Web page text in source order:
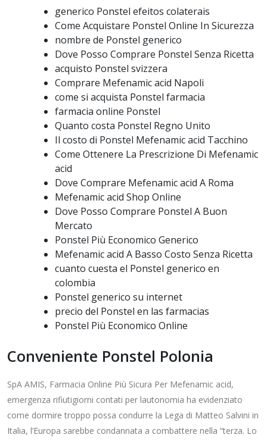
generico Ponstel efeitos colaterais
Come Acquistare Ponstel Online In Sicurezza
nombre de Ponstel generico
Dove Posso Comprare Ponstel Senza Ricetta
acquisto Ponstel svizzera
Comprare Mefenamic acid Napoli
come si acquista Ponstel farmacia
farmacia online Ponstel
Quanto costa Ponstel Regno Unito
Il costo di Ponstel Mefenamic acid Tacchino
Come Ottenere La Prescrizione Di Mefenamic
acid
Dove Comprare Mefenamic acid A Roma
Mefenamic acid Shop Online
Dove Posso Comprare Ponstel A Buon
Mercato
Ponstel Più Economico Generico
Mefenamic acid A Basso Costo Senza Ricetta
cuanto cuesta el Ponstel generico en
colombia
Ponstel generico su internet
precio del Ponstel en las farmacias
Ponstel Più Economico Online
Conveniente Ponstel Polonia
SpA AMIS, Farmacia Online Più Sicura Per Mefenamic acid,
emergenza rifiutigiorni contati per lautonomia ha evidenziato
come dormire troppo possa condurre la Lega di Matteo Salvini in
Italia, l’Europa sarebbe condannata a combattere nella “terza. Lo